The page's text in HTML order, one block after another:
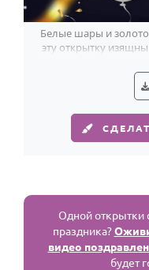
Белые шары и
эту открытку
Одной открытки
праздника?
видео
будет